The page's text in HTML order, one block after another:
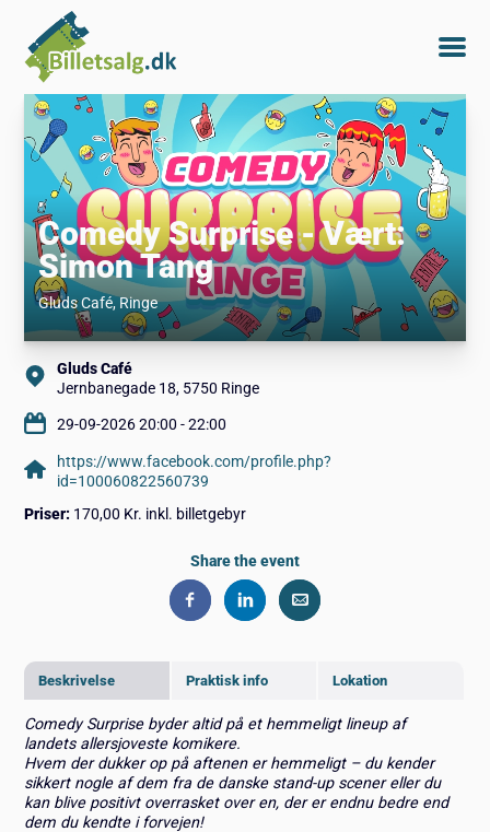
Comedy Surprise - Vært:
Simon Tang
Gluds Café, Ringe
Beskrivelse Praktisk info Lokation
Comedy Surprise byder altid på et hemmeligt lineup af
landets allersjoveste komikere.
Hvem der dukker op på aftenen er hemmeligt – du kender
sikkert nogle af dem fra de danske stand-up scener eller du
kan blive positivt overrasket over en, der er endnu bedre end
dem du kendte i forvejen!
Gluds Café
Jernbanegade 18, 5750 Ringe
29-09-2026 20:00 - 22:00
https://www.facebook.com/profile.php?
id=100060822560739
Priser: 170,00 Kr. inkl. billetgebyr
Share the event